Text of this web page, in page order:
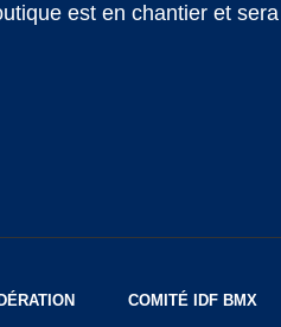
est en chantier et
COMITÉ IDF BMX